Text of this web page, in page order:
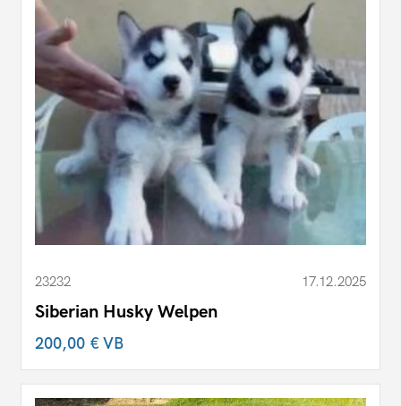
23232 17.12.2025
Siberian Husky Welpen
200,00 €VB